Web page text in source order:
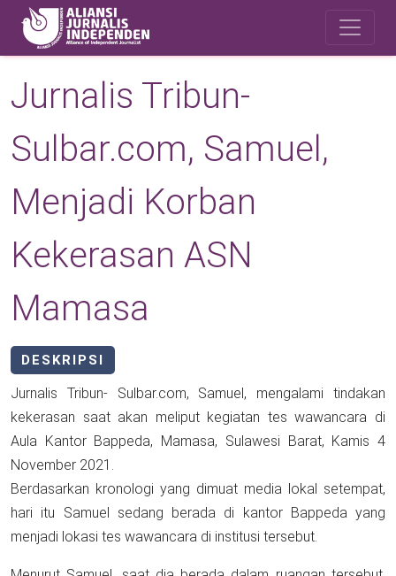
Skip to main content
Jurnalis Tribun-
Sulbar.com, Samuel,
Menjadi Korban
Kekerasan ASN
Mamasa
DESKRIPSI
Jurnalis Tribun- Sulbar.com, Samuel, mengalami tindakan
kekerasan saat akan meliput kegiatan tes wawancara di
Aula Kantor Bappeda, Mamasa, Sulawesi Barat, Kamis 4
November 2021.
Berdasarkan kronologi yang dimuat media lokal setempat,
hari itu Samuel sedang berada di kantor Bappeda yang
menjadi lokasi tes wawancara di institusi tersebut.